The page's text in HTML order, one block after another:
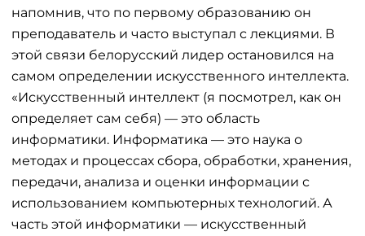
напомнив, что по первому образованию он
преподаватель и часто выступал с лекциями. В
этой связи белорусский лидер остановился на
самом определении искусственного интеллекта.
«Искусственный интеллект (я посмотрел, как он
определяет сам себя) — это область
информатики. Информатика — это наука о
методах и процессах сбора, обработки, хранения,
передачи, анализа и оценки информации с
использованием компьютерных технологий. А
часть этой информатики — искусственный